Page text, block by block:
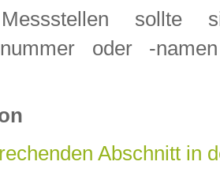
sollte
oder -
Abschnitt in